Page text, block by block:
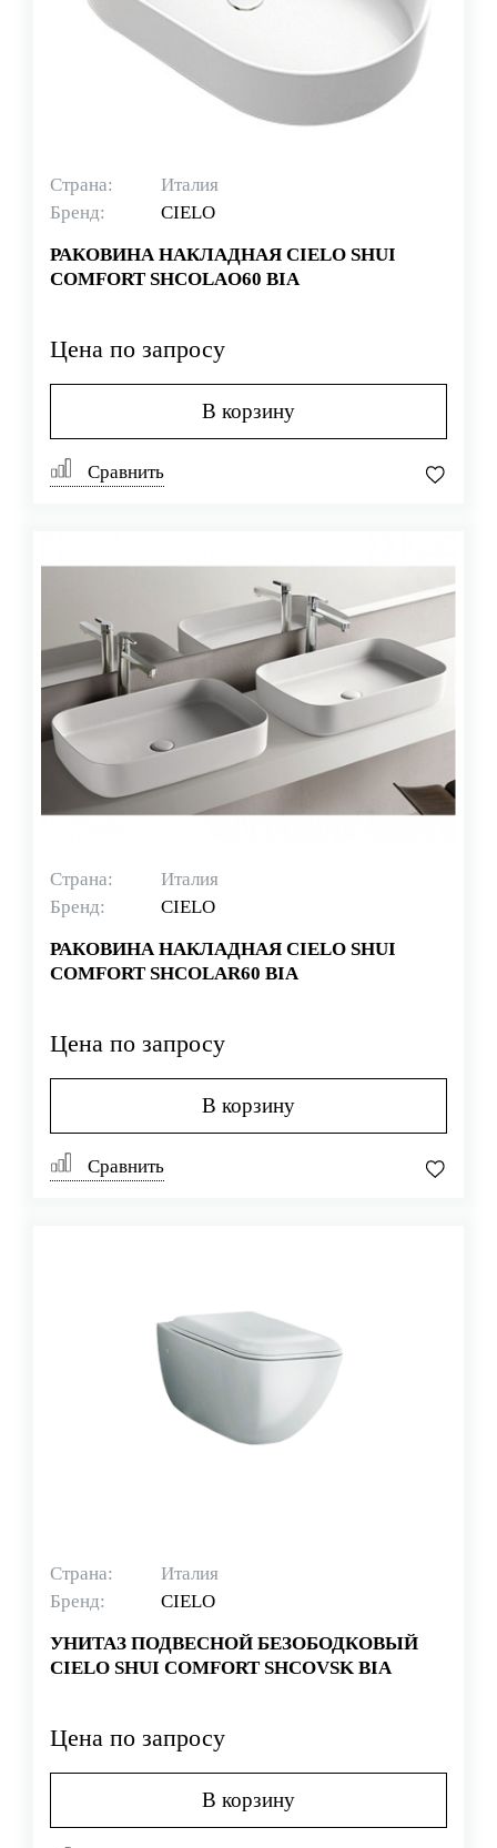
Страна:
Италия
Бренд:
CIELO
РАКОВИНА НАКЛАДНАЯ CIELO SHUI
COMFORT SHCOLAO60 BIA
Цена по запросу
В корзину
Сравнить
Страна:
Италия
Бренд:
CIELO
РАКОВИНА НАКЛАДНАЯ CIELO SHUI
COMFORT SHCOLAR60 BIA
Цена по запросу
В корзину
Сравнить
Страна:
Италия
Бренд:
CIELO
УНИТАЗ ПОДВЕСНОЙ БЕЗОБОДКОВЫЙ
CIELO SHUI COMFORT SHCOVSK BIA
Цена по запросу
В корзину